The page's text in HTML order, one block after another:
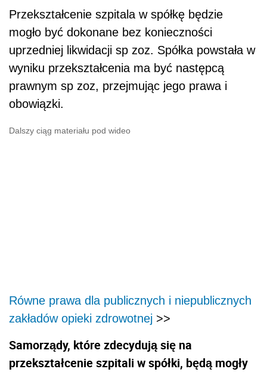
Przekształcenie szpitala w spółkę będzie
mogło być dokonane bez konieczności
uprzedniej likwidacji sp zoz. Spółka powstała w
wyniku przekształcenia ma być następcą
prawnym sp zoz, przejmując jego prawa i
obowiązki.
Dalszy ciąg materiału pod wideo
Równe prawa dla publicznych i niepublicznych
zakładów opieki zdrowotnej >>
Samorządy, które zdecydują się na
przekształcenie szpitali w spółki, będą mogły